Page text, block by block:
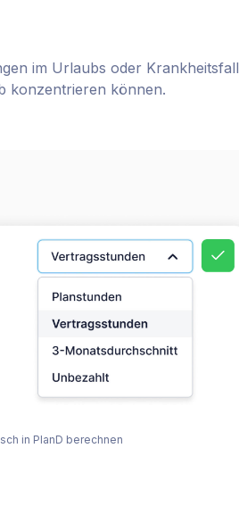
im Urlaubs oder Krankheitsfall
konzentrieren können.
in PlanD berechnen